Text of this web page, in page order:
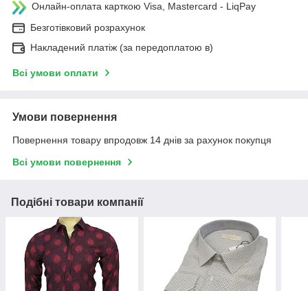
Онлайн-оплата карткою Visa, Mastercard - LiqPay
Безготівковий розрахунок
Накладений платіж (за передоплатою в)
Всі умови оплати
Умови повернення
Повернення товару впродовж 14 днів за рахунок покупця
Всі умови повернення
Подібні товари компанії